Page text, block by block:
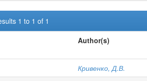
1 to 1 of 1
Author(s)
Кривенко, Д.В.